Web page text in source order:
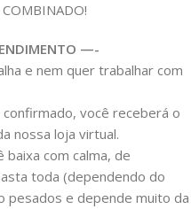
COMBINADO!
—-
e nem quer trabalhar com
você receberá o
nossa loja virtual.
com calma, de
toda (dependendo do
pesados e depende muito da